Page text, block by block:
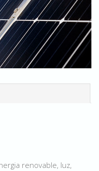
renovable, luz,